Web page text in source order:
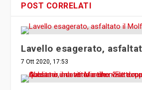
POST CORRELATI
Lavello esagerato,
7 Ott 2020, 17:53